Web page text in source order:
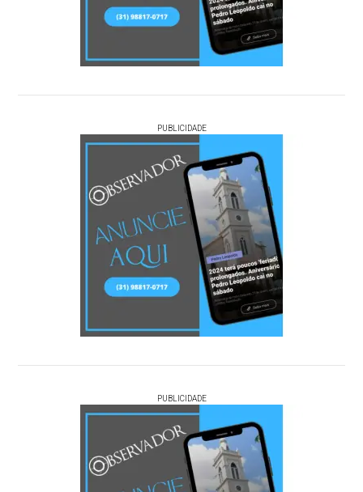
PUBLICIDADE
PUBLICIDADE